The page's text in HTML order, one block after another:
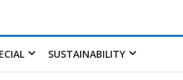
SUSTAINABILITY